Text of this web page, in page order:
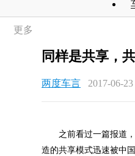
更多
同样是共享，
两度车言 2017-06-
之前看过一篇报道
造的共享模式迅速被中